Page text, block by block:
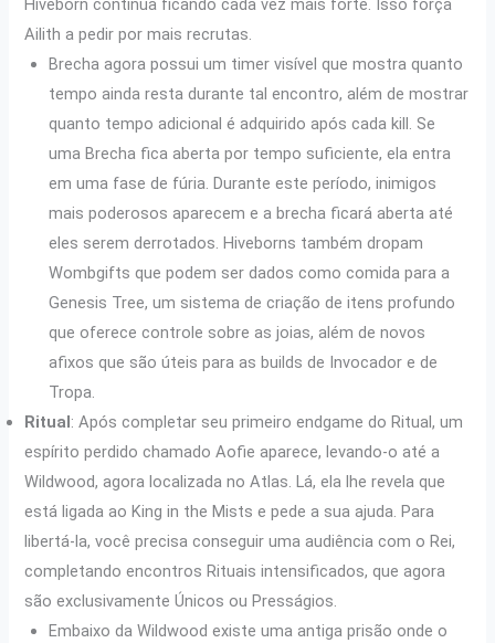
Hiveborn continua ficando cada vez mais forte. Isso força
Ailith a pedir por mais recrutas.
Brecha agora possui um timer visível que mostra quanto
tempo ainda resta durante tal encontro, além de mostrar
quanto tempo adicional é adquirido após cada kill. Se
uma Brecha fica aberta por tempo suficiente, ela entra
em uma fase de fúria. Durante este período, inimigos
mais poderosos aparecem e a brecha ficará aberta até
eles serem derrotados. Hiveborns também dropam
Wombgifts que podem ser dados como comida para a
Genesis Tree, um sistema de criação de itens profundo
que oferece controle sobre as joias, além de novos
afixos que são úteis para as builds de Invocador e de
Tropa.
Ritual : Após completar seu primeiro endgame do Ritual, um
espírito perdido chamado Aofie aparece, levando-o até a
Wildwood, agora localizada no Atlas. Lá, ela lhe revela que
está ligada ao King in the Mists e pede a sua ajuda. Para
libertá-la, você precisa conseguir uma audiência com o Rei,
completando encontros Rituais intensificados, que agora
são exclusivamente Únicos ou Presságios.
Embaixo da Wildwood existe uma antiga prisão onde o